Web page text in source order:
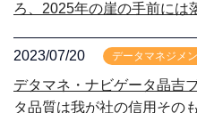
ろ、2025年の崖の手前には
2023/07/20 データマネジメ
デタマネ・ナビゲータ晶吉
タ品質は我が社の信用その